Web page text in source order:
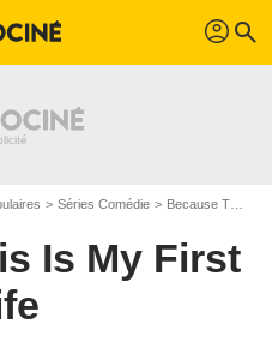
profil search
Séries Comédie Because This Is My First Life
Is My First